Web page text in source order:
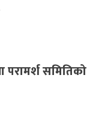
परामर्श समितिको